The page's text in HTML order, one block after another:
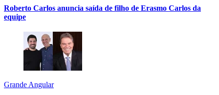
Roberto Carlos anuncia saída de filho de Erasmo Carlos da
equipe
Grande Angular